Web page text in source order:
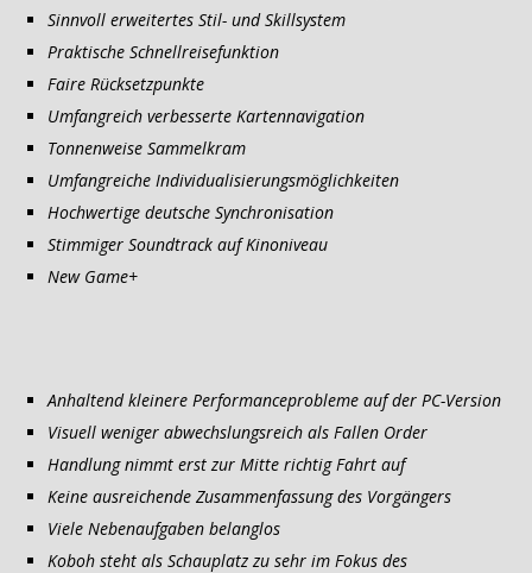
Sinnvoll erweitertes Stil- und Skillsystem
Praktische Schnellreisefunktion
Faire Rücksetzpunkte
Umfangreich verbesserte Kartennavigation
Tonnenweise Sammelkram
Umfangreiche Individualisierungsmöglichkeiten
Hochwertige deutsche Synchronisation
Stimmiger Soundtrack auf Kinoniveau
New Game+
Anhaltend kleinere Performanceprobleme auf der PC-Version
Visuell weniger abwechslungsreich als Fallen Order
Handlung nimmt erst zur Mitte richtig Fahrt auf
Keine ausreichende Zusammenfassung des Vorgängers
Viele Nebenaufgaben belanglos
Koboh steht als Schauplatz zu sehr im Fokus des